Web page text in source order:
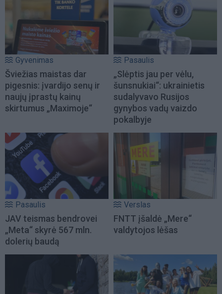
Gyvenimas
Šviežias maistas dar
pigesnis: įvardijo senų ir
naujų įprastų kainų
skirtumus „Maximoje“
Pasaulis
„Slėptis jau per vėlu,
šunsnukiai“: ukrainietis
sudalyvavo Rusijos
gynybos vadų vaizdo
pokalbyje
Pasaulis
JAV teismas bendrovei
„Meta“ skyrė 567 mln.
dolerių baudą
Verslas
FNTT įšaldė „Mere“
valdytojos lėšas